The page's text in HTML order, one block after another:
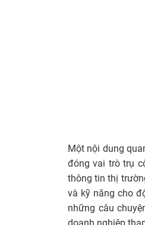
Một nội dung
đóng vai trò trụ
thông tin thị
và kỹ năng cho
những câu